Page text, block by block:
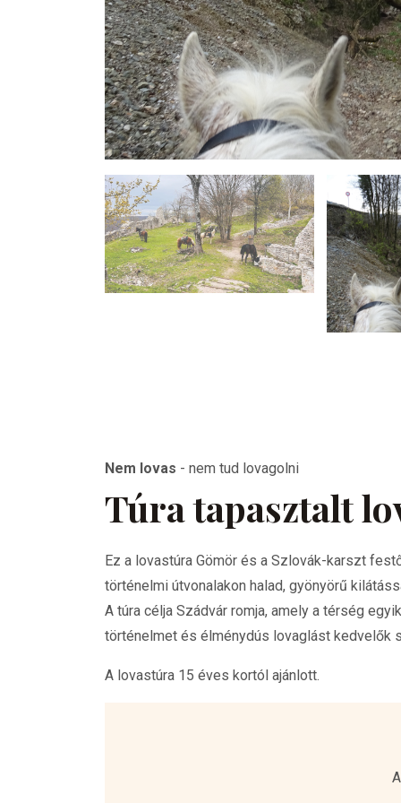
Nem lovas - nem tud lovagolni
Túra tapasztalt
Ez a lovastúra Gömör és a Szlovák-karszt
történelmi útvonalakon halad, gyönyörű
A túra célja Szádvár romja, amely a térség
történelmet és élménydús lovaglást kedvelők
A lovastúra 15 éves kortól ajánlott.